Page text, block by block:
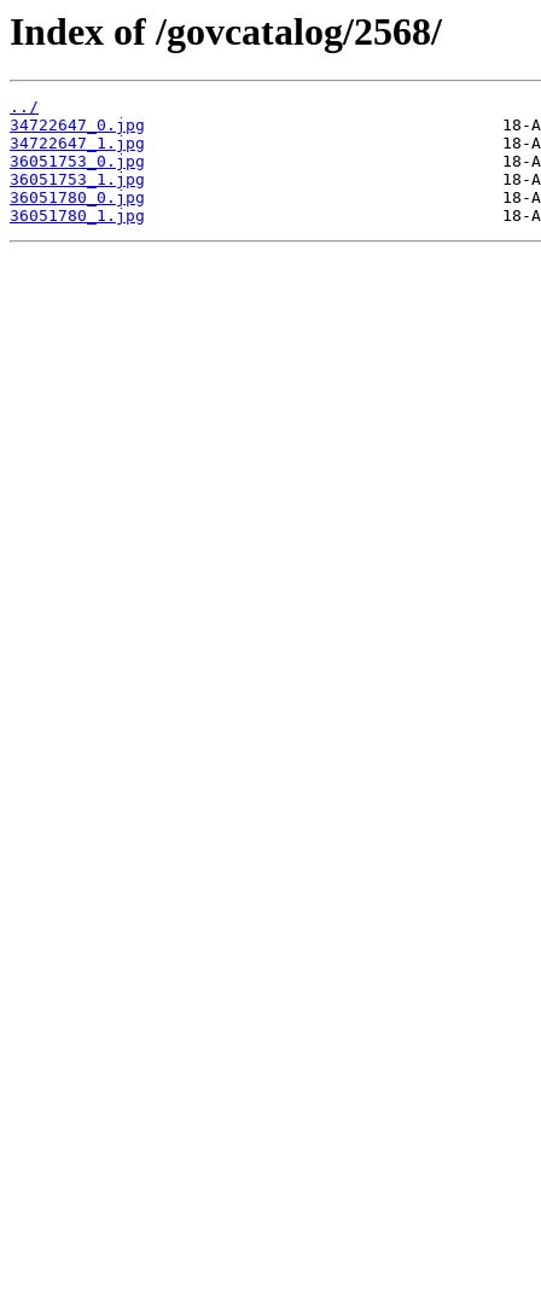
Index of /govcatalog/2568/
../
34722647_0.jpg
34722647_1.jpg
36051753_0.jpg
36051753_1.jpg
36051780_0.jpg
36051780_1.jpg